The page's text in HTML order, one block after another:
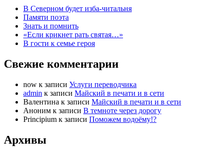
В Северном будет изба-читальня
Памяти поэта
Знать и помнить
«Если крикнет рать святая…»
В гости к семье героя
Свежие комментарии
now к записи Услуги переводчика
admin к записи Майский в печати и в сети
Валентина к записи Майский в печати и в сети
Аноним к записи В темноте через дорогу
Principium к записи Поможем водоёму!?
Архивы